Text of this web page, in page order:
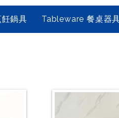
鍋具 Tableware 餐桌器